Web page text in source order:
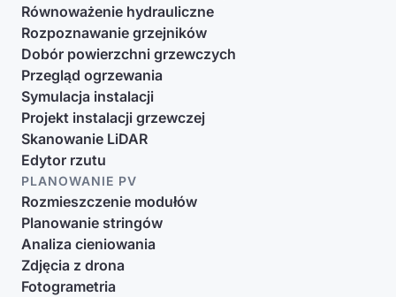
Równoważenie hydrauliczne
Rozpoznawanie grzejników
Dobór powierzchni grzewczych
Przegląd ogrzewania
Symulacja instalacji
Projekt instalacji grzewczej
Skanowanie LiDAR
Edytor rzutu
PLANOWANIE PV
Rozmieszczenie modułów
Planowanie stringów
Analiza cieniowania
Zdjęcia z drona
Fotogrametria